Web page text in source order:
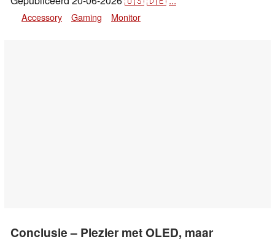
Accessory Gaming Monitor
Conclusie – Plezier met OLED, maar